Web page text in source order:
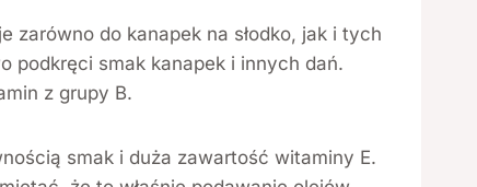
zarówno do kanapek na słodko, jak i tych
podkręci smak kanapek i innych dań.
z grupy B.
smak i duża zawartość witaminy E.